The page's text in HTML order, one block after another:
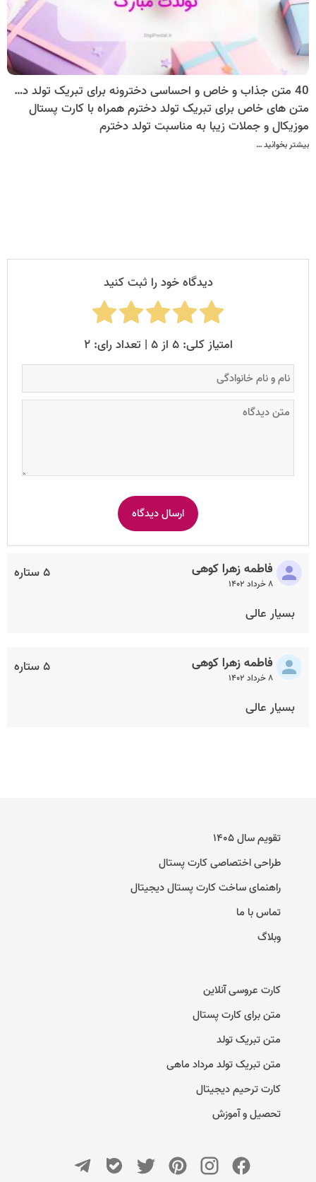
40 متن جذاب و خاص و احساسی دخترونه برای تبریک تولد دخترم
متن های خاص برای تبریک تولد دخترم همراه با کارت پستال
موزیکال و جملات زیبا به مناسبت تولد دخترم
بیشتر بخوانید …
دیدگاه خود را ثبت کنید
امتیاز کلی: ۵ از ۵ | تعداد رای: ۲
۵ ستاره فاطمه زهرا کوهی
۸ خرداد ۱۴۰۲
بسیار عالی
۵ ستاره فاطمه زهرا کوهی
۸ خرداد ۱۴۰۲
بسیار عالی
تقویم سال ۱۴۰۵
طراحی اختصاصی کارت پستال
راهنمای ساخت کارت پستال دیجیتال
تماس با ما
وبلاگ
کارت عروسی آنلاین
متن برای کارت پستال
متن تبریک تولد
متن تبریک تولد مرداد ماهی
کارت ترحیم دیجیتال
تحصیل و آموزش